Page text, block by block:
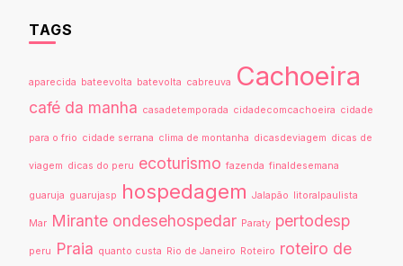
TAGS
aparecida bateevolta batevolta cabreuva Cachoeira
café da manha casadetemporada cidadecomcachoeira cidade
para o frio cidade serrana clima de montanha dicasdeviagem dicas de
viagem dicas do peru ecoturismo fazenda finaldesemana
guaruja guarujasp hospedagem Jalapão litoralpaulista
Mar Mirante ondesehospedar Paraty pertodesp
peru Praia quanto custa Rio de Janeiro Roteiro roteiro de